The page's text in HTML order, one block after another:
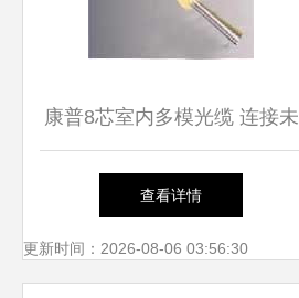
康普8芯室内多模光缆 连接未
来的隐形脉络
查看详情
更新时间：2026-08-06 03:56:30